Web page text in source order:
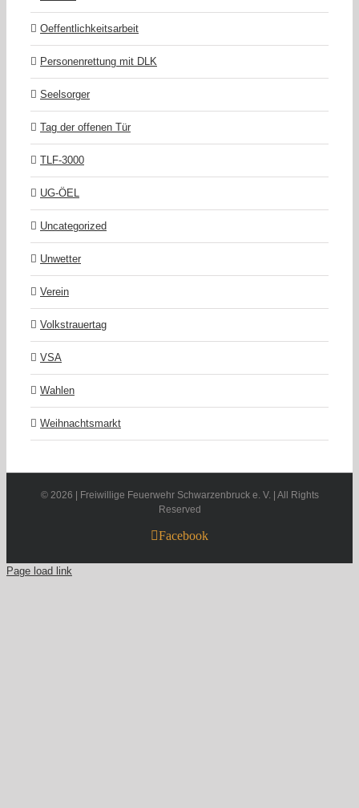
Oeffentlichkeitsarbeit
Personenrettung mit DLK
Seelsorger
Tag der offenen Tür
TLF-3000
UG-ÖEL
Uncategorized
Unwetter
Verein
Volkstrauertag
VSA
Wahlen
Weihnachtsmarkt
© 2026 | Freiwillige Feuerwehr Schwarzenbruck e. V. | All Rights
Reserved
Facebook
Page load link